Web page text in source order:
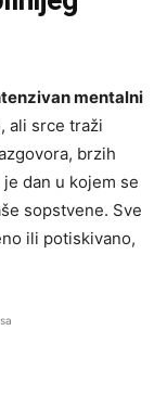
mentalni
ali srce traži
brzih
dan u kojem se
sopstvene. Sve
ili potiskivano,